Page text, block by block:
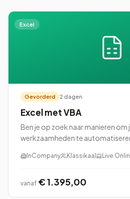
Excel
Gevorderd 2 dagen
Excel met VBA
Ben je op zoek naar manieren om
werkzaamheden te
met VBA (Visual Basic for
InCompany Klassikaal Live
vanaf € 1.395,00